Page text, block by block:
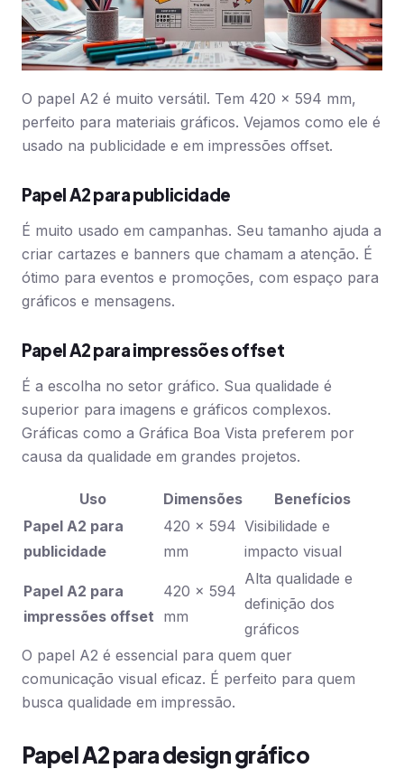
O papel A2 é muito versátil. Tem 420 x 594 mm,
perfeito para materiais gráficos. Vejamos como ele é
usado na publicidade e em impressões offset.
Papel A2 para publicidade
É muito usado em campanhas. Seu tamanho ajuda a
criar cartazes e banners que chamam a atenção. É
ótimo para eventos e promoções, com espaço para
gráficos e mensagens.
Papel A2 para impressões offset
É a escolha no setor gráfico. Sua qualidade é
superior para imagens e gráficos complexos.
Gráficas como a Gráfica Boa Vista preferem por
causa da qualidade em grandes projetos.
Uso Dimensões
Benefícios
Papel A2 para
publicidade
420 x 594
mm
Visibilidade e
impacto visual
Papel A2 para
impressões offset
420 x 594
mm
Alta qualidade e
definição dos
gráficos
O papel A2 é essencial para quem quer
comunicação visual eficaz. É perfeito para quem
busca qualidade em impressão.
Papel A2 para design gráfico